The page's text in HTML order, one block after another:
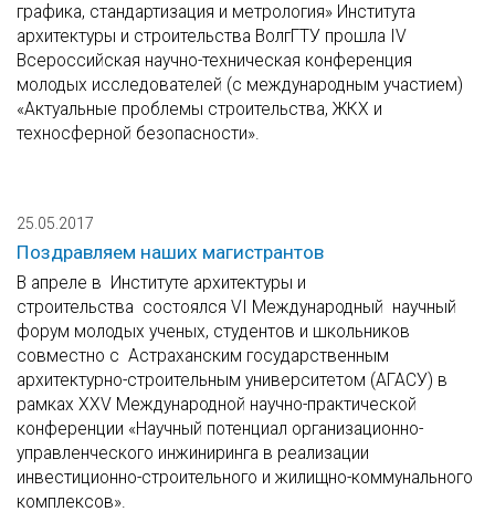
графика, стандартизация и метрология» Института
архитектуры и строительства ВолгГТУ прошла IV
Всероссийская научно-техническая конференция
молодых исследователей (с международным участием)
«Актуальные проблемы строительства, ЖКХ и
техносферной безопасности».
25.05.2017
Поздравляем наших магистрантов
В апреле в Институте архитектуры и
строительства состоялся VI Международный научный
форум молодых ученых, студентов и школьников
совместно с Астраханским государственным
архитектурно-строительным университетом (АГАСУ) в
рамках XXV Международной научно-практической
конференции «Научный потенциал организационно-
управленческого инжиниринга в реализации
инвестиционно-строительного и жилищно-коммунального
комплексов».